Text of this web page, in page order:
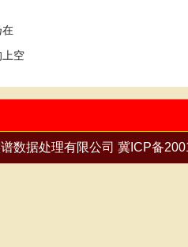
在
上空
数据处理有限公司 冀ICP备